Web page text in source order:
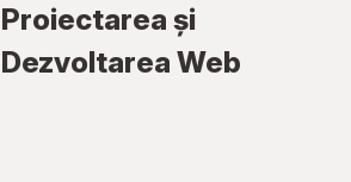
Proiectarea și
Dezvoltarea Web